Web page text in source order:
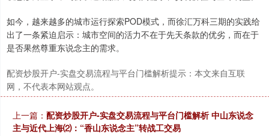
如今，越来越多的城市运行探索POD模式，而徐汇万科三期的实践给
出了一条紧迫启示：城市空间的活力不在于先天条款的优劣，而在于
是否果然尊重东说念主的需求。
配资炒股开户-实盘交易流程与平台门槛解析提示：本文来自互联
网，不代表本网站观点。
上一篇： 配资炒股开户-实盘交易流程与平台门槛解析 中山东说念
主与近代上海⑵：“香山东说念主”转战工交易